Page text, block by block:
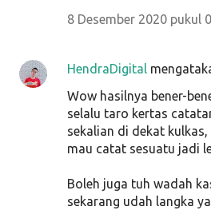
8 Desember 2020 pukul
HendraDigital
Wow hasilnya bener-
selalu taro kertas
sekalian di dekat
mau catat sesuatu jadi
Boleh juga tuh wadah
sekarang udah langka